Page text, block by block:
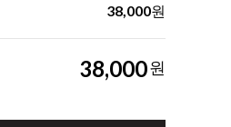
38,000원
38,000원